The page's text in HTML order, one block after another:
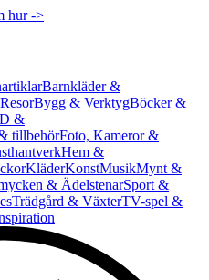
hur ->
Barnkläder &
Bygg & VerktygBöcker &
&
tillbehörFoto, Kameror &
Hem &
KläderKonstMusikMynt &
& ÄdelstenarSport &
Trädgård & VäxterTV-spel &